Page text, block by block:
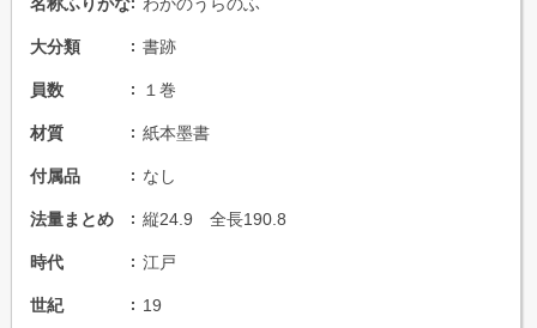
名称ふりがな わかのうらのふ
大分類 書跡
員数 １巻
材質 紙本墨書
付属品 なし
法量まとめ 縦24.9 全長190.8
時代 江戸
世紀 19